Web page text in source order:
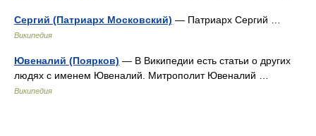
Сергий (Патриарх Московский) — Патриарх Сергий …
Википедия
Ювеналий (Поярков) — В Википедии есть статьи о других
людях с именем Ювеналий. Митрополит Ювеналий …
Википедия